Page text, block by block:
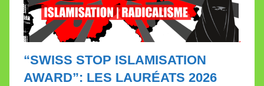
“SWISS STOP ISLAMISATION
AWARD”: LES LAURÉATS 2026